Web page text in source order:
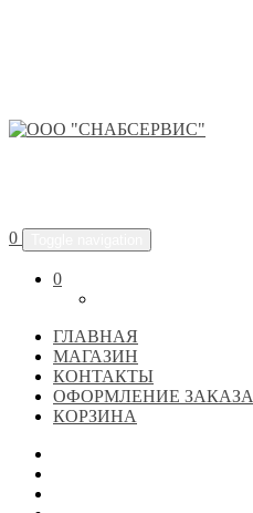
0
0
ГЛАВНАЯ
МАГАЗИН
КОНТАКТЫ
ОФОРМЛЕНИЕ ЗАКАЗА
КОРЗИНА